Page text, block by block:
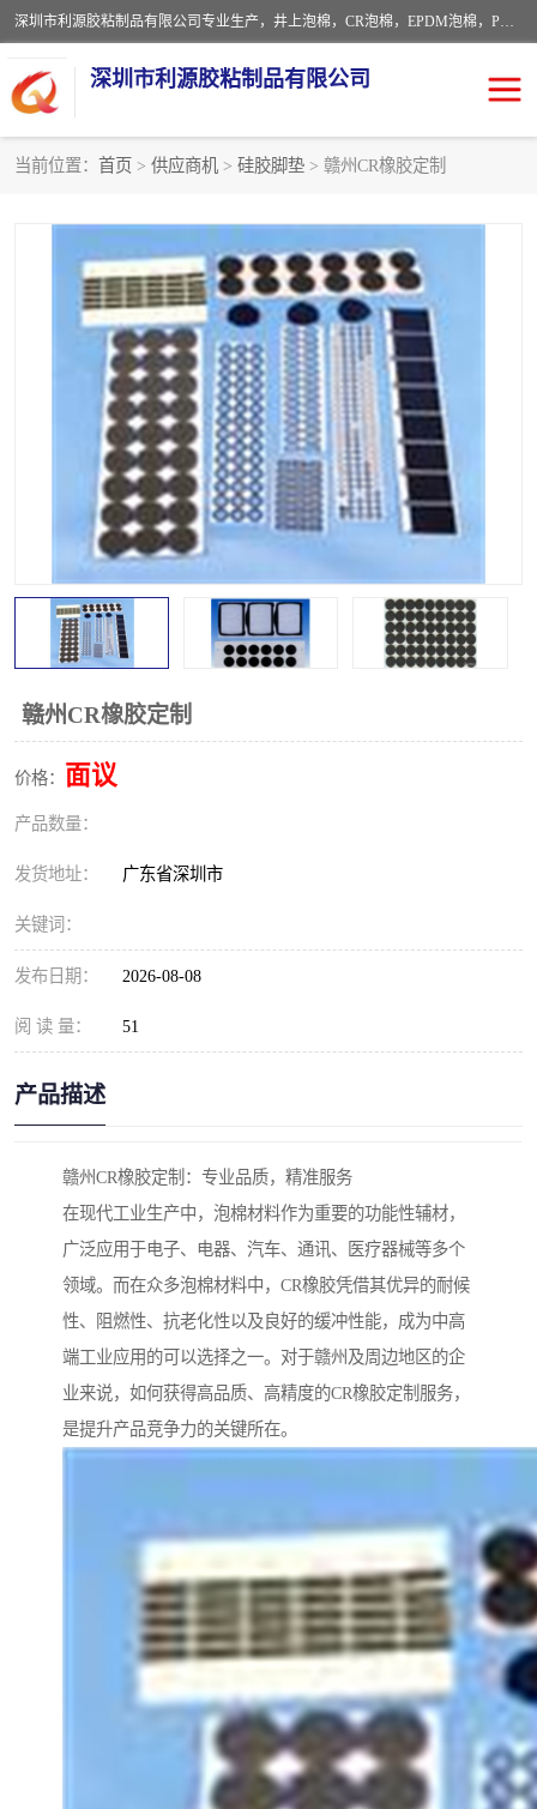
深圳市利源胶粘制品有限公司专业生产，井上泡棉，CR泡棉，EPDM泡棉，PORON泡棉厚度剖切，公差正负0.1mm，硅胶条，脚垫，异形一次成型，雕刻EVA海绵；包装材料:精密仪器、医疗器具、运输时缓冲、防震材料。建筑:住房装潢材料、房屋门窗密封；轻便、强韧性：轻便并且具有较强的韧性，良好的耐油性与耐溶剂性。隔热性：导热性低具有优越的保温性，具有的回弹性。
深圳市利源胶粘制品有限公司
当前位置： 首页 > 供应商机 > 硅胶脚垫 > 赣州CR橡胶定制
赣州CR橡胶定制
价格： 面议
产品数量：
发货地址： 广东省深圳市
关键词：
发布日期： 2026-08-08
阅 读 量： 51
产品描述
赣州CR橡胶定制：专业品质，精准服务
在现代工业生产中，泡棉材料作为重要的功能性辅材，
广泛应用于电子、电器、汽车、通讯、医疗器械等多个
领域。而在众多泡棉材料中，CR橡胶凭借其优异的耐候
性、阻燃性、抗老化性以及良好的缓冲性能，成为中高
端工业应用的可以选择之一。对于赣州及周边地区的企
业来说，如何获得高品质、高精度的CR橡胶定制服务，
是提升产品竞争力的关键所在。
PORON泡棉 防火海绵
EVA珍珠棉异形 硅胶脚垫
佛橡胶泡棉